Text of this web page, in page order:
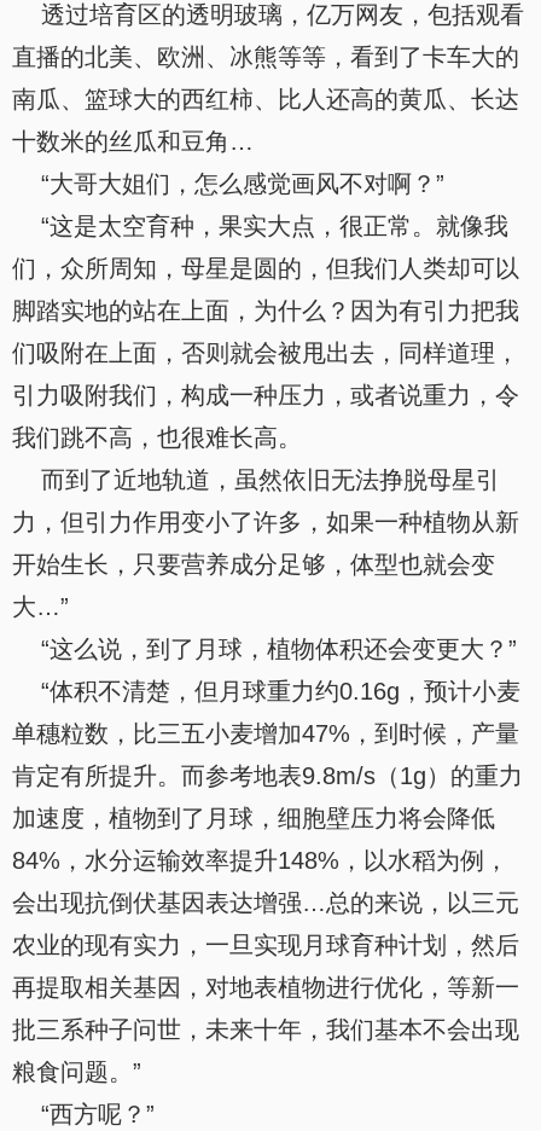
透过培育区的透明玻璃，亿万网友，包括观看
直播的北美、欧洲、冰熊等等，看到了卡车大的
南瓜、篮球大的西红柿、比人还高的黄瓜、长达
十数米的丝瓜和豆角…
“大哥大姐们，怎么感觉画风不对啊？”
“这是太空育种，果实大点，很正常。就像我
们，众所周知，母星是圆的，但我们人类却可以
脚踏实地的站在上面，为什么？因为有引力把我
们吸附在上面，否则就会被甩出去，同样道理，
引力吸附我们，构成一种压力，或者说重力，令
我们跳不高，也很难长高。
而到了近地轨道，虽然依旧无法挣脱母星引
力，但引力作用变小了许多，如果一种植物从新
开始生长，只要营养成分足够，体型也就会变
大…”
“这么说，到了月球，植物体积还会变更大？”
“体积不清楚，但月球重力约0.16g，预计小麦
单穗粒数，比三五小麦增加47%，到时候，产量
肯定有所提升。而参考地表9.8m/s（1g）的重力
加速度，植物到了月球，细胞壁压力将会降低
84%，水分运输效率提升148%，以水稻为例，
会出现抗倒伏基因表达增强…总的来说，以三元
农业的现有实力，一旦实现月球育种计划，然后
再提取相关基因，对地表植物进行优化，等新一
批三系种子问世，未来十年，我们基本不会出现
粮食问题。”
“西方呢？”